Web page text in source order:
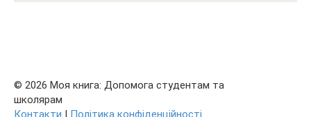
© 2026 Моя книга: Допомога студентам та
школярам
Контакти | Політика конфіденційності